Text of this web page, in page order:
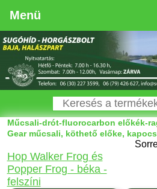
Menü
Műcsali-drót-fluorocarbon előkék-
Gear műcsali, köthető előke, kapocs
Hop Walker Frog és
Popper Frog - béka -
felszíni